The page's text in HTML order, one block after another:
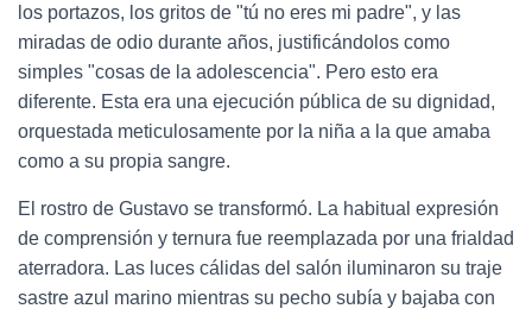
los portazos, los gritos de "tú no eres mi padre", y las
miradas de odio durante años, justificándolos como
simples "cosas de la adolescencia". Pero esto era
diferente. Esta era una ejecución pública de su dignidad,
orquestada meticulosamente por la niña a la que amaba
como a su propia sangre.
El rostro de Gustavo se transformó. La habitual expresión
de comprensión y ternura fue reemplazada por una frialdad
aterradora. Las luces cálidas del salón iluminaron su traje
sastre azul marino mientras su pecho subía y bajaba con